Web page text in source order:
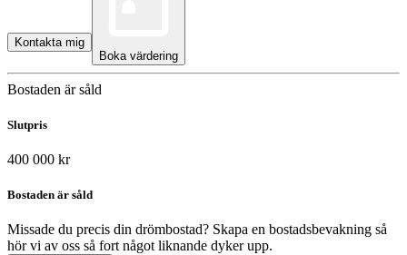
Kontakta mig
Boka värdering
Bostaden är såld
Slutpris
400 000 kr
Bostaden är såld
Missade du precis din drömbostad? Skapa en bostadsbevakning så
hör vi av oss så fort något liknande dyker upp.